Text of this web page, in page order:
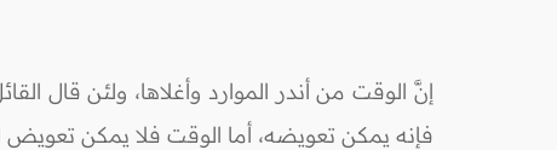
إنَّ الوقت من أندر الموارد وأغلاها، ولئن قال
فإنه يمكن تعويضه، أما الوقت فلا يمكن